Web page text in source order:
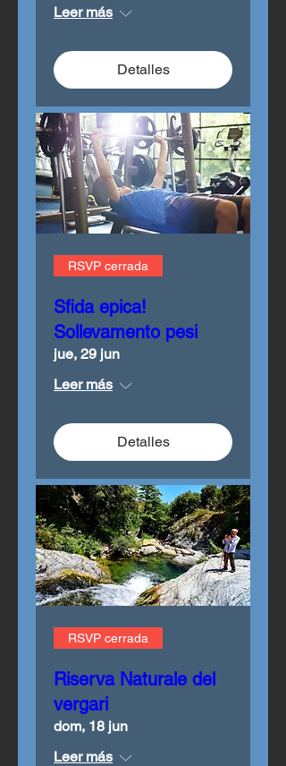
Leer más
Detalles
RSVP cerrada
Sfida epica!
Sollevamento pesi
jue, 29 jun
Leer más
Detalles
RSVP cerrada
Riserva Naturale del
vergari
dom, 18 jun
Leer más